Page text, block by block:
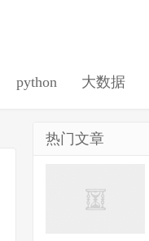
python 大数据
热门文章